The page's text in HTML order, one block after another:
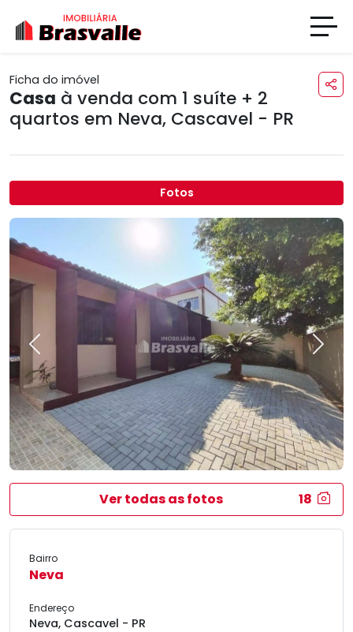
Ficha do imóvel
Casa à venda com 1 suíte + 2
quartos em Neva, Cascavel - PR
Fotos
Previous Next
Ver todas as fotos 18
Bairro
Neva
Endereço
Neva, Cascavel - PR